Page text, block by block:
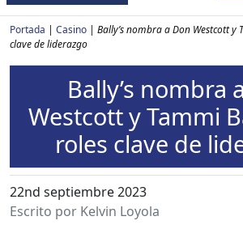
Portada | Casino | Bally’s nombra a Don Westcott y
clave de liderazgo
Bally’s nombra
Westcott y Tammi
roles clave de
22nd septiembre 2023
Escrito por Kelvin Loyola